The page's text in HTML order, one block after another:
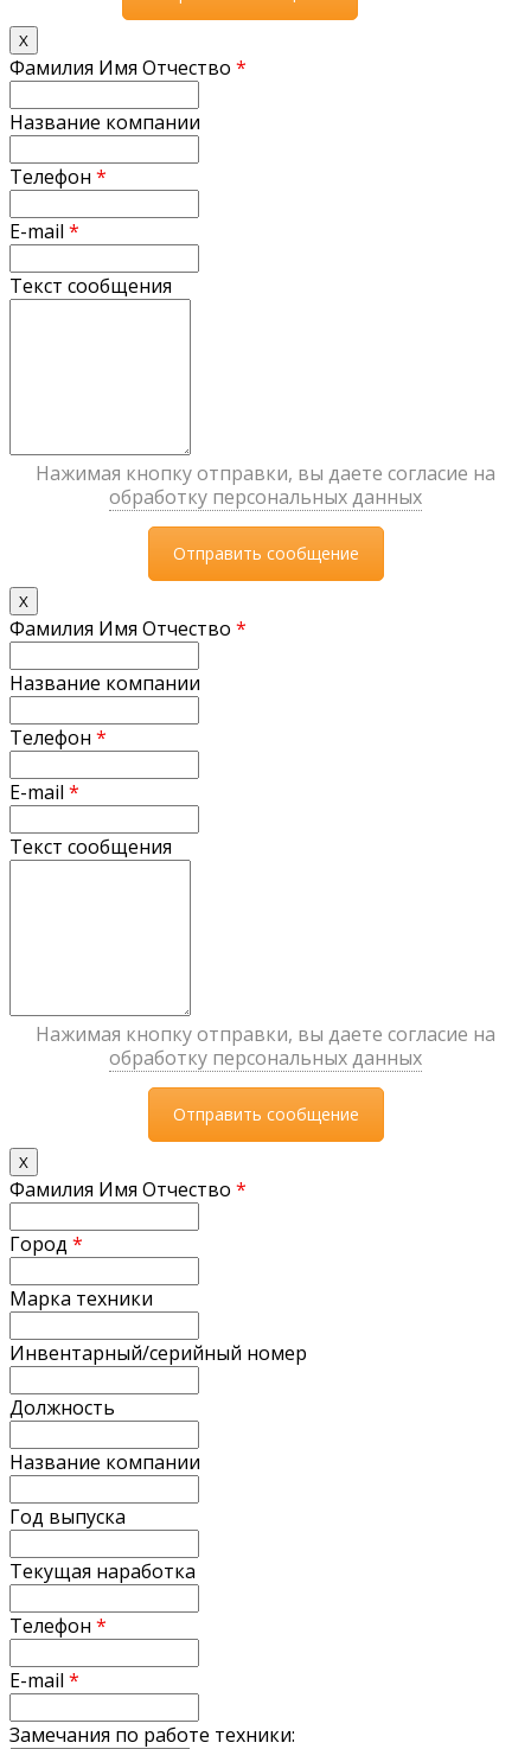
X
Фамилия Имя Отчество *
Название компании
Телефон *
E-mail *
Текст сообщения
Нажимая кнопку отправки, вы даете согласие на
обработку персональных данных
X
Фамилия Имя Отчество *
Название компании
Телефон *
E-mail *
Текст сообщения
Нажимая кнопку отправки, вы даете согласие на
обработку персональных данных
X
Фамилия Имя Отчество *
Город *
Марка техники
Инвентарный/серийный номер
Должность
Название компании
Год выпуска
Текущая наработка
Телефон *
E-mail *
Замечания по работе техники: